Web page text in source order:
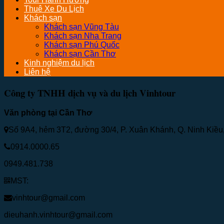
Thuê Xe Du Lịch
Khách sạn
Khách sạn Vũng Tàu
Khách sạn Nha Trang
Khách sạn Phú Quốc
Khách sạn Cần Thơ
Kinh nghiệm du lịch
Liên hệ
Công ty TNHH dịch vụ và du lịch Vinhtour
Văn phòng tại Cần Thơ
Số 9A4, hẻm 3T2, đường 30/4, P. Xuân Khánh, Q. Ninh
0914.0000.65
0949.481.738
MST:
vinhtour@gmail.com
dieuhanh.vinhtour@gmail.com